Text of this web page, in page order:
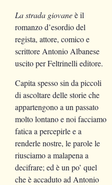
La strada giovaneè il
romanzo d’esordio del
regista, attore, comico e
scrittore Antonio Albanese
uscito per Feltrinelli editore.
Capita spesso sin da piccoli
di ascoltare delle storie che
appartengono a un passato
molto lontano e noi facciamo
fatica a percepirle e a
renderle nostre, le parole le
riusciamo a malapena a
decifrare; ed è un po’ quel
che è accaduto ad Antonio